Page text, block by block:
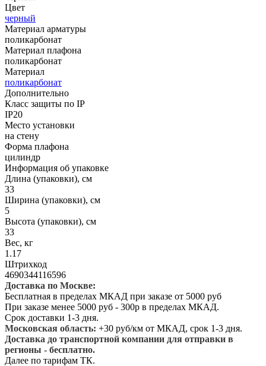
Цвет
черный
Материал арматуры
поликарбонат
Материал плафона
поликарбонат
Материал
поликарбонат
Дополнительно
Класс защиты по IP
IP20
Место установки
на стену
Форма плафона
цилиндр
Информация об упаковке
Длина (упаковки), см
33
Ширина (упаковки), см
5
Высота (упаковки), см
33
Вес, кг
1.17
Штрихкод
4690344116596
Доставка по Москве:
Бесплатная в пределах МКАД при заказе от 5000 руб
При заказе менее 5000 руб - 300р в пределах МКАД.
Срок доставки 1-3 дня.
Московская область: +30 руб/км от МКАД, срок 1-3 дня.
Доставка до транспортной компании для отправки в
регионы - бесплатно.
Далее по тарифам ТК.